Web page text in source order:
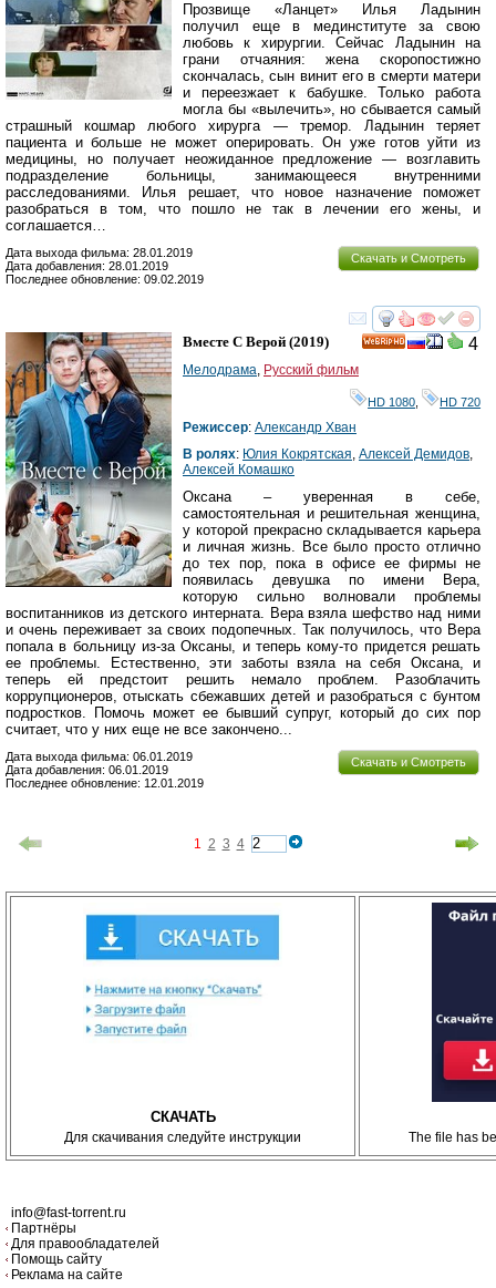
Прозвище «Ланцет» Илья Ладынин
получил еще в мединституте за свою
любовь к хирургии. Сейчас Ладынин на
грани отчаяния: жена скоропостижно
скончалась, сын винит его в смерти матери
и переезжает к бабушке. Только работа
могла бы «вылечить», но сбывается самый
страшный кошмар любого хирурга — тремор. Ладынин теряет
пациента и больше не может оперировать. Он уже готов уйти из
медицины, но получает неожиданное предложение — возглавить
подразделение больницы, занимающееся внутренними
расследованиями. Илья решает, что новое назначение поможет
разобраться в том, что пошло не так в лечении его жены, и
соглашается…
Скачать и Смотреть
Дата выхода фильма: 28.01.2019
Дата добавления: 28.01.2019
Последнее обновление: 09.02.2019
смотреть
4
Вместе С Верой (2019)
Мелодрама, Русский фильм
HD 1080 HD 720
Режиссер: Александр Хван
В ролях: Юлия Кокрятская, Алексей Демидов,
Алексей Комашко
Оксана – уверенная в себе,
самостоятельная и решительная женщина,
у которой прекрасно складывается карьера
и личная жизнь. Все было просто отлично
до тех пор, пока в офисе ее фирмы не
появилась девушка по имени Вера,
которую сильно волновали проблемы
воспитанников из детского интерната. Вера взяла шефство над ними
и очень переживает за своих подопечных. Так получилось, что Вера
попала в больницу из-за Оксаны, и теперь кому-то придется решать
ее проблемы. Естественно, эти заботы взяла на себя Оксана, и
теперь ей предстоит решить немало проблем. Разоблачить
коррупционеров, отыскать сбежавших детей и разобраться с бунтом
подростков. Помочь может ее бывший супруг, который до сих пор
считает, что у них еще не все закончено...
Скачать и Смотреть
Дата выхода фильма: 06.01.2019
Дата добавления: 06.01.2019
Последнее обновление: 12.01.2019
1 2 3 4
СКАЧАТЬ
Для скачивания следуйте инструкции The file has
info@fast-torrent.ru
Партнёры
Для правообладателей
Помощь сайту
Реклама на сайте